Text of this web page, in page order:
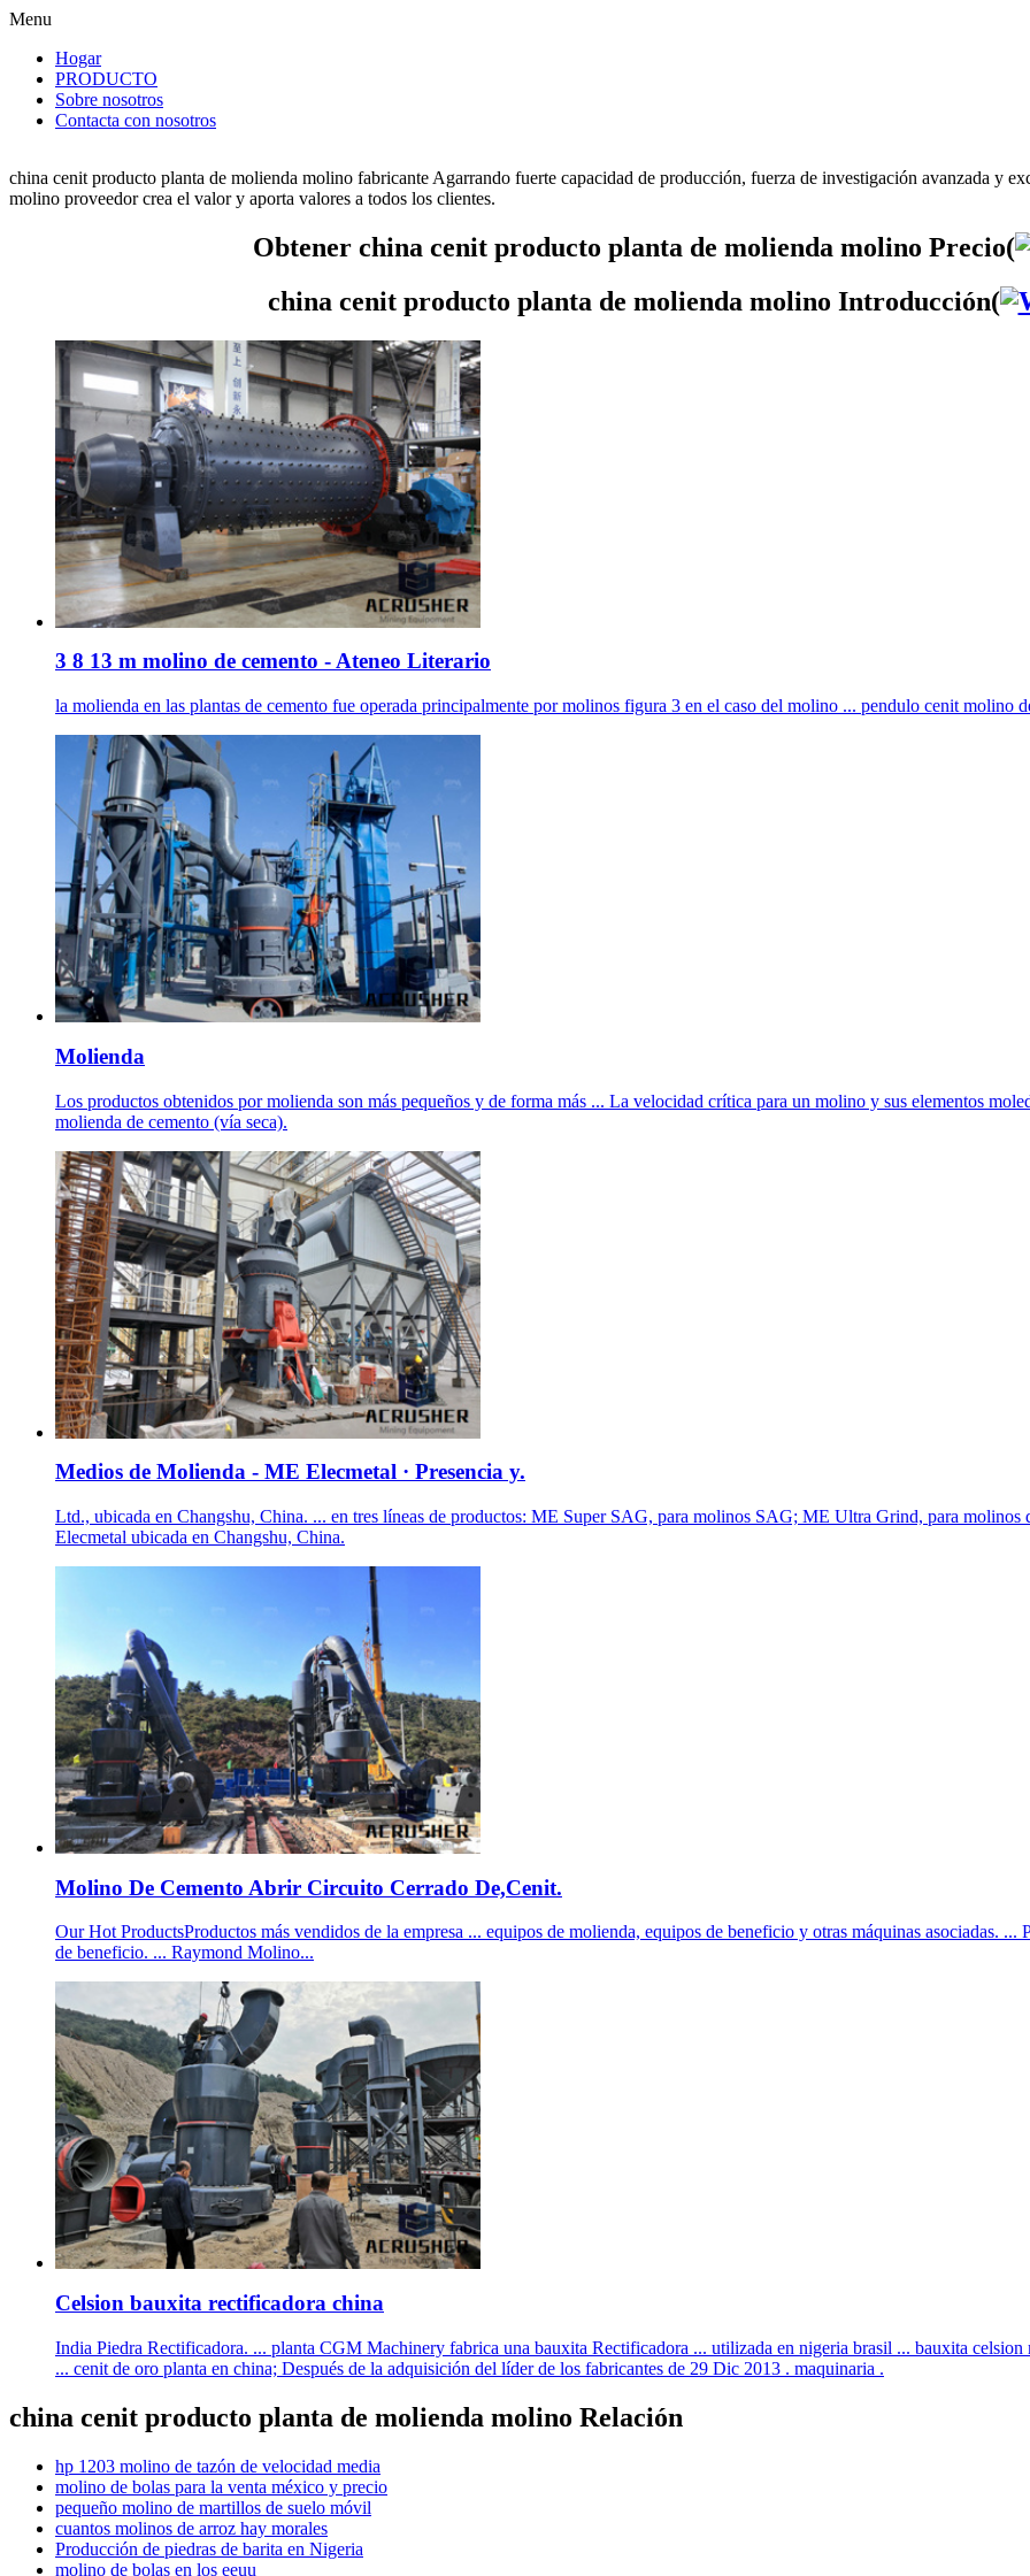
Menu
Hogar
PRODUCTO
Sobre nosotros
Contacta con nosotros
china cenit producto planta de molienda molino fabricante Agarrando fuerte capacidad de producción, fuerza de investigación avanzada y
molino proveedor crea el valor y aporta valores a todos los clientes.
Obtener china cenit producto planta de molienda molino Precio(
china cenit producto planta de molienda molino Introducción(
3 8 13 m molino de cemento - Ateneo Literario
la molienda en las plantas de cemento fue operada principalmente por molinos figura 3 en el caso del molino ... pendulo cenit molino
Molienda
Los productos obtenidos por molienda son más pequeños y de forma más ... La velocidad crítica para un molino y sus elementos
molienda de cemento (vía seca).
Medios de Molienda - ME Elecmetal · Presencia y.
Ltd., ubicada en Changshu, China. ... en tres líneas de productos: ME Super SAG, para molinos SAG; ME Ultra Grind, para
Elecmetal ubicada en Changshu, China.
Molino De Cemento Abrir Circuito Cerrado De,Cenit.
Our Hot ProductsProductos más vendidos de la empresa ... equipos de molienda, equipos de beneficio y otras máquinas asociadas.
de beneficio. ... Raymond Molino...
Celsion bauxita rectificadora china
India Piedra Rectificadora. ... planta CGM Machinery fabrica una bauxita Rectificadora ... utilizada en nigeria brasil ... bauxita
... cenit de oro planta en china; Después de la adquisición del líder de los fabricantes de 29 Dic 2013 . maquinaria .
china cenit producto planta de molienda molino Relación
hp 1203 molino de tazón de velocidad media
molino de bolas para la venta méxico y precio
pequeño molino de martillos de suelo móvil
cuantos molinos de arroz hay morales
Producción de piedras de barita en Nigeria
molino de bolas en los eeuu